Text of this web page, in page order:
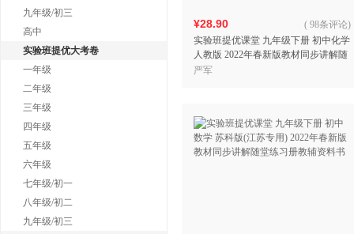
九年级/初三
高中
实验班提优大考卷
一年级
二年级
三年级
四年级
五年级
六年级
七年级/初一
八年级/初二
九年级/初三
¥28.90
实验班提优课堂 九年级下册 初中化学
人教版 2022年春新版教材同步讲解随
堂练习册教辅资料书
( 98条评论)
严军